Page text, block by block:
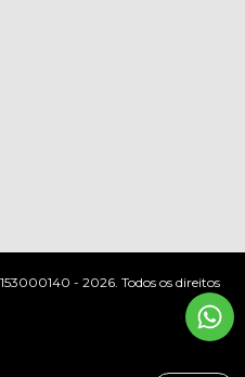
- 2026. Todos os direitos